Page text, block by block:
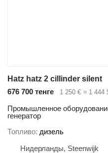
Hatz hatz 2 cillinder silent
676 700 тенге
1 250 € ≈ 1 444
Промышленное
генератор
Топливо дизель
Нидерланды, Steenwijk